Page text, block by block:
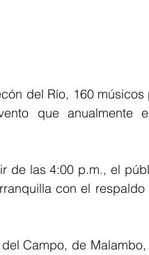
del Río, 160
que anualmente
de las 4:00 p.m., el
con el
Campo, de